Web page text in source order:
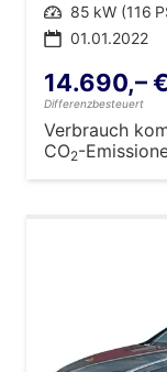
Leistung 85 kW (116
01.01.2022
14.690,– €
Differenzbesteuert
Verbrauch
CO2-